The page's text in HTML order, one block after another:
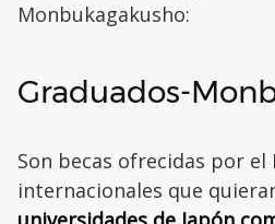
Monbukagakusho:
Graduados-
Son becas ofrecidas por el
internacionales que